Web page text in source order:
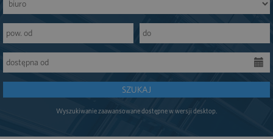
SZUKAJ
Wyszukiwanie zaawansowane dostępne w wersji desktop.